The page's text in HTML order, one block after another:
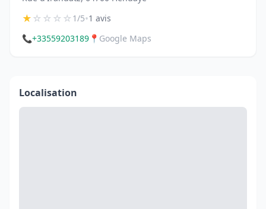
★☆☆☆☆1/5•1 avis
📞+33559203189 📍 Google Maps
Localisation